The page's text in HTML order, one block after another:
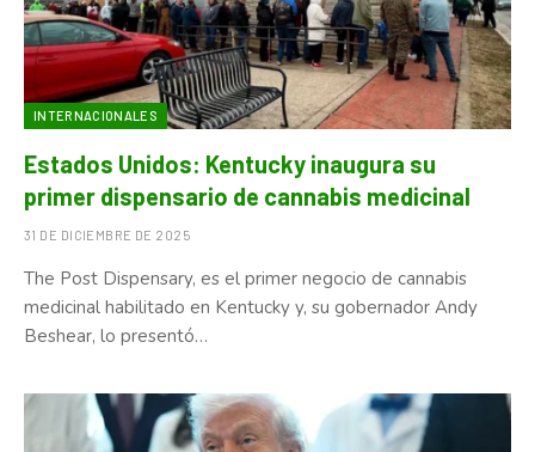
INTERNACIONALES
Estados Unidos: Kentucky inaugura su
primer dispensario de cannabis medicinal
31 DE DICIEMBRE DE 2025
The Post Dispensary, es el primer negocio de cannabis
medicinal habilitado en Kentucky y, su gobernador Andy
Beshear, lo presentó…